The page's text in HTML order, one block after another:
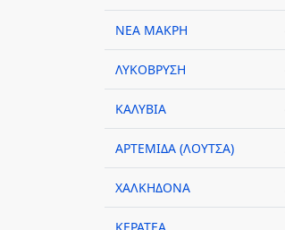
ΝΕΑ ΜΑΚΡΗ
ΛΥΚΟΒΡΥΣΗ
ΚΑΛΥΒΙΑ
ΑΡΤΕΜΙΔΑ (ΛΟΥΤΣΑ)
ΧΑΛΚΗΔΟΝΑ